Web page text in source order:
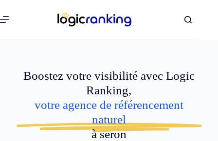
Boostez votre visibilité avec Logic
Ranking,
votre agence de référencement
naturel
à seron